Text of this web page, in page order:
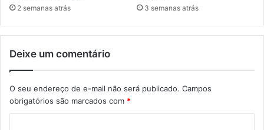
2 semanas atrás 3 semanas atrás
Deixe um comentário
O seu endereço de e-mail não será publicado. Campos
obrigatórios são marcados com *